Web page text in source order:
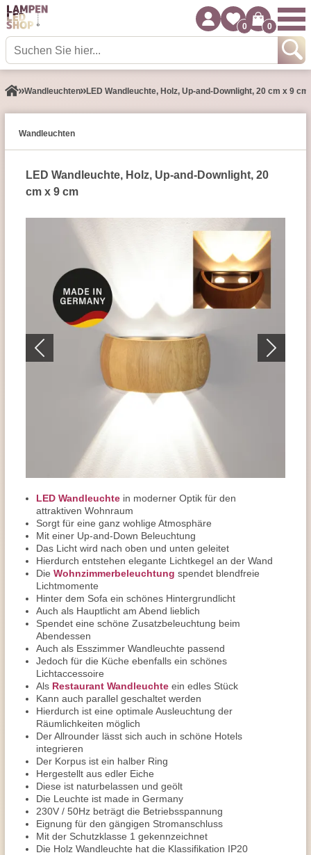
0 0
Wand­leuchten LED Wandleuchte, Holz, Up-and-Downlight, 20 cm x 9 cm
Wand­leuchten
LED Wandleuchte, Holz, Up-and-Downlight, 20
cm x 9 cm
LED Wandleuchte in moderner Optik für den
attraktiven Wohnraum
Sorgt für eine ganz wohlige Atmosphäre
Mit einer Up-and-Down Beleuchtung
Das Licht wird nach oben und unten geleitet
Hierdurch entstehen elegante Lichtkegel an der Wand
Die Wohnzimmerbeleuchtung spendet blendfreie
Lichtmomente
Hinter dem Sofa ein schönes Hintergrundlicht
Auch als Hauptlicht am Abend lieblich
Spendet eine schöne Zusatzbeleuchtung beim
Abendessen
Auch als Esszimmer Wandleuchte passend
Jedoch für die Küche ebenfalls ein schönes
Lichtaccessoire
Als Restaurant Wandleuchte ein edles Stück
Kann auch parallel geschaltet werden
Hierdurch ist eine optimale Ausleuchtung der
Räumlichkeiten möglich
Der Allrounder lässt sich auch in schöne Hotels
integrieren
Der Korpus ist ein halber Ring
Hergestellt aus edler Eiche
Diese ist naturbelassen und geölt
Die Leuchte ist made in Germany
230V / 50Hz beträgt die Betriebsspannung
Eignung für den gängigen Stromanschluss
Mit der Schutzklasse 1 gekennzeichnet
Die Holz Wandleuchte hat die Klassifikation IP20